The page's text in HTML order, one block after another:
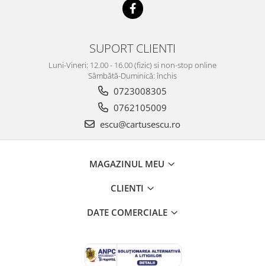
SUPORT CLIENTI
Luni-Vineri: 12.00 - 16.00 (fizic) si non-stop online
Sâmbătă-Duminică: închis
0723008305
0762105009
escu@cartusescu.ro
MAGAZINUL MEU
CLIENTI
DATE COMERCIALE